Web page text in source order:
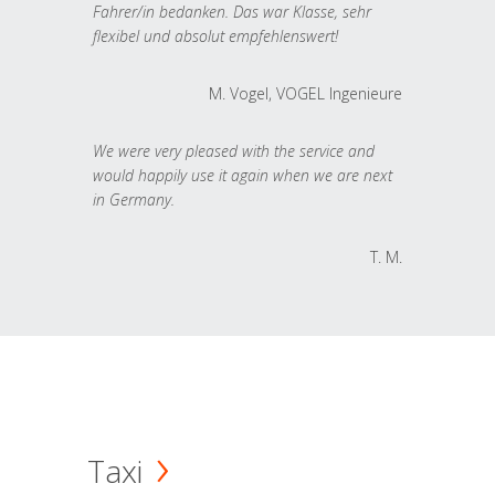
Fahrer/in bedanken. Das war Klasse, sehr
flexibel und absolut empfehlenswert!
M. Vogel, VOGEL Ingenieure
We were very pleased with the service and
would happily use it again when we are next
in Germany.
T. M.
Taxi